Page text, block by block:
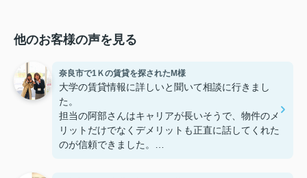
他のお客様の声を見る
奈良市で1Ｋの賃貸を探されたM様
大学の賃貸情報に詳しいと聞いて相談に行きまし
た。
担当の阿部さんはキャリアが長いそうで、物件のメ
リットだけでなくデメリットも正直に話してくれた
のが信頼できました。